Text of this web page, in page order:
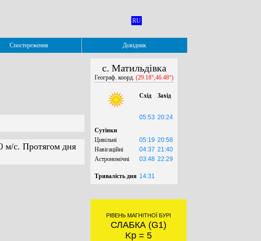
RU
Спостереження Довідник
м/с. Протягом дня
с. Матильдівка
Географ. коорд. (29.18°,46.48°)
Схід Захід
05:53 20:24
Сутінки
Цивільні
05:19 20:58
Навігаційні
04:37 21:40
Астрономічні
03:48 22:29
Тривалість дня 14:31
РІВЕНЬ МАГНІТНОЇ БУРІ
СЛАБКА (G1)
Kp = 5